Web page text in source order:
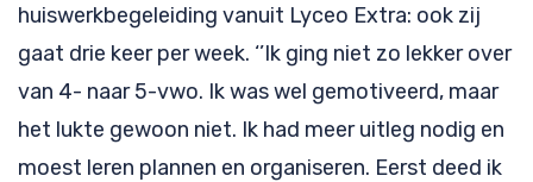
huiswerkbegeleiding vanuit Lyceo Extra: ook zij
gaat drie keer per week. ‘’Ik ging niet zo lekker over
van 4- naar 5-vwo. Ik was wel gemotiveerd, maar
het lukte gewoon niet. Ik had meer uitleg nodig en
moest leren plannen en organiseren. Eerst deed ik